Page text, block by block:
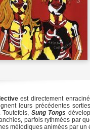
est directement
leurs précédentes
Toutefois, Sung Tongs
parfois rythmées par
mélodiques animées par